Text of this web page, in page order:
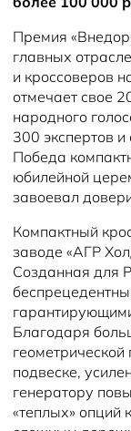
Премия
главных
и кроссоверов
отмечает свое
народного
300 экспертов
Победа
юбилейной
завоевал
Компактный
заводе «АГР
Созданная для
Благодаря
подвеске,
генератору
«теплых» опций